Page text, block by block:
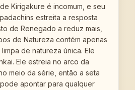
Kirigakure é incomum, e seu
estreita a resposta
de Renegado a reduz mais,
de Natureza contém apenas
de natureza única. Ele
Ele estreia no arco da
meio da série, então a seta
apontar para qualquer